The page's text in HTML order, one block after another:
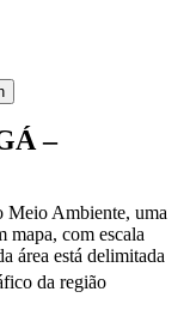
–
Meio Ambiente, uma
mapa, com escala
área está delimitada
da região